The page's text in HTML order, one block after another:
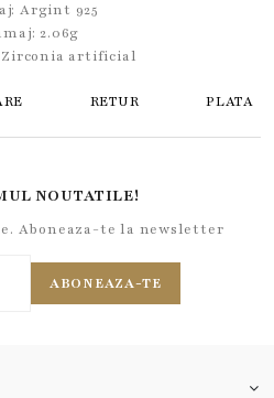
Argint 925
2.06g
Zirconia artificial
RETUR PLATA
NOUTATILE!
Aboneaza-te la newsletter
ABONEAZA-TE